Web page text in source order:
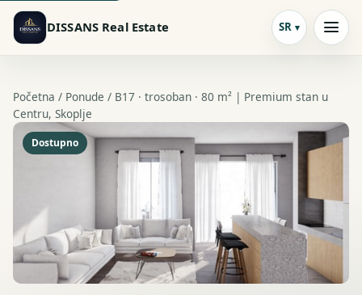
DISSANS Real Estate SR
Početna / Ponude / B17 · trosoban · 80 m² | Premium stan u
Centru, Skoplje
Dostupno